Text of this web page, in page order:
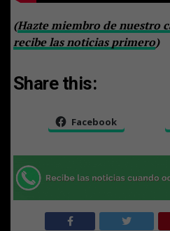
(Hazte miembro de nuestro
recibe las noticias primero)
Share this:
Facebook